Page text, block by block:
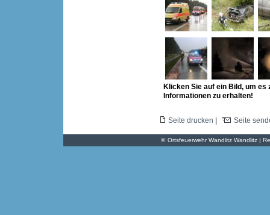
Klicken Sie auf ein Bild, um
Informationen zu erhalten!
Seite drucken Seite
© Ortsfeuerwehr Wandlitz Wandlitz |